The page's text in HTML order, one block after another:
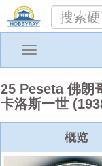
Toggle
25 Peseta 佛朗
卡洛斯一世
概览